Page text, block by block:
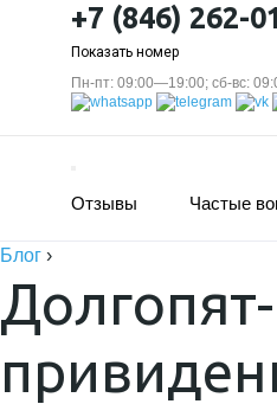
+7 (846) 262-
Показать номер
Пн-пт: 09:00—19:00; сб-вс:
Отзывы Частые
Блог ›
Долгопят-